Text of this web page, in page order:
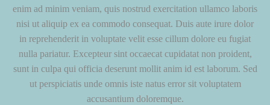
enim ad minim veniam, quis nostrud exercitation ullamco laboris
nisi ut aliquip ex ea commodo consequat. Duis aute irure dolor
in reprehenderit in voluptate velit esse cillum dolore eu fugiat
nulla pariatur. Excepteur sint occaecat cupidatat non proident,
sunt in culpa qui officia deserunt mollit anim id est laborum. Sed
ut perspiciatis unde omnis iste natus error sit voluptatem
accusantium doloremque.